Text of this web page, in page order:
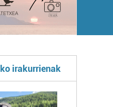
irakurrienak